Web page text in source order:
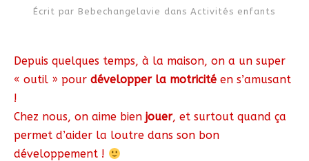
Écrit par Bebechangelavie dansActivités enfants
Depuis quelques temps, à la maison, on a un super
« outil » pour développer la motricité en s’amusant
!
Chez nous, on aime bien jouer, et surtout quand ça
permet d’aider la loutre dans son bon
développement !